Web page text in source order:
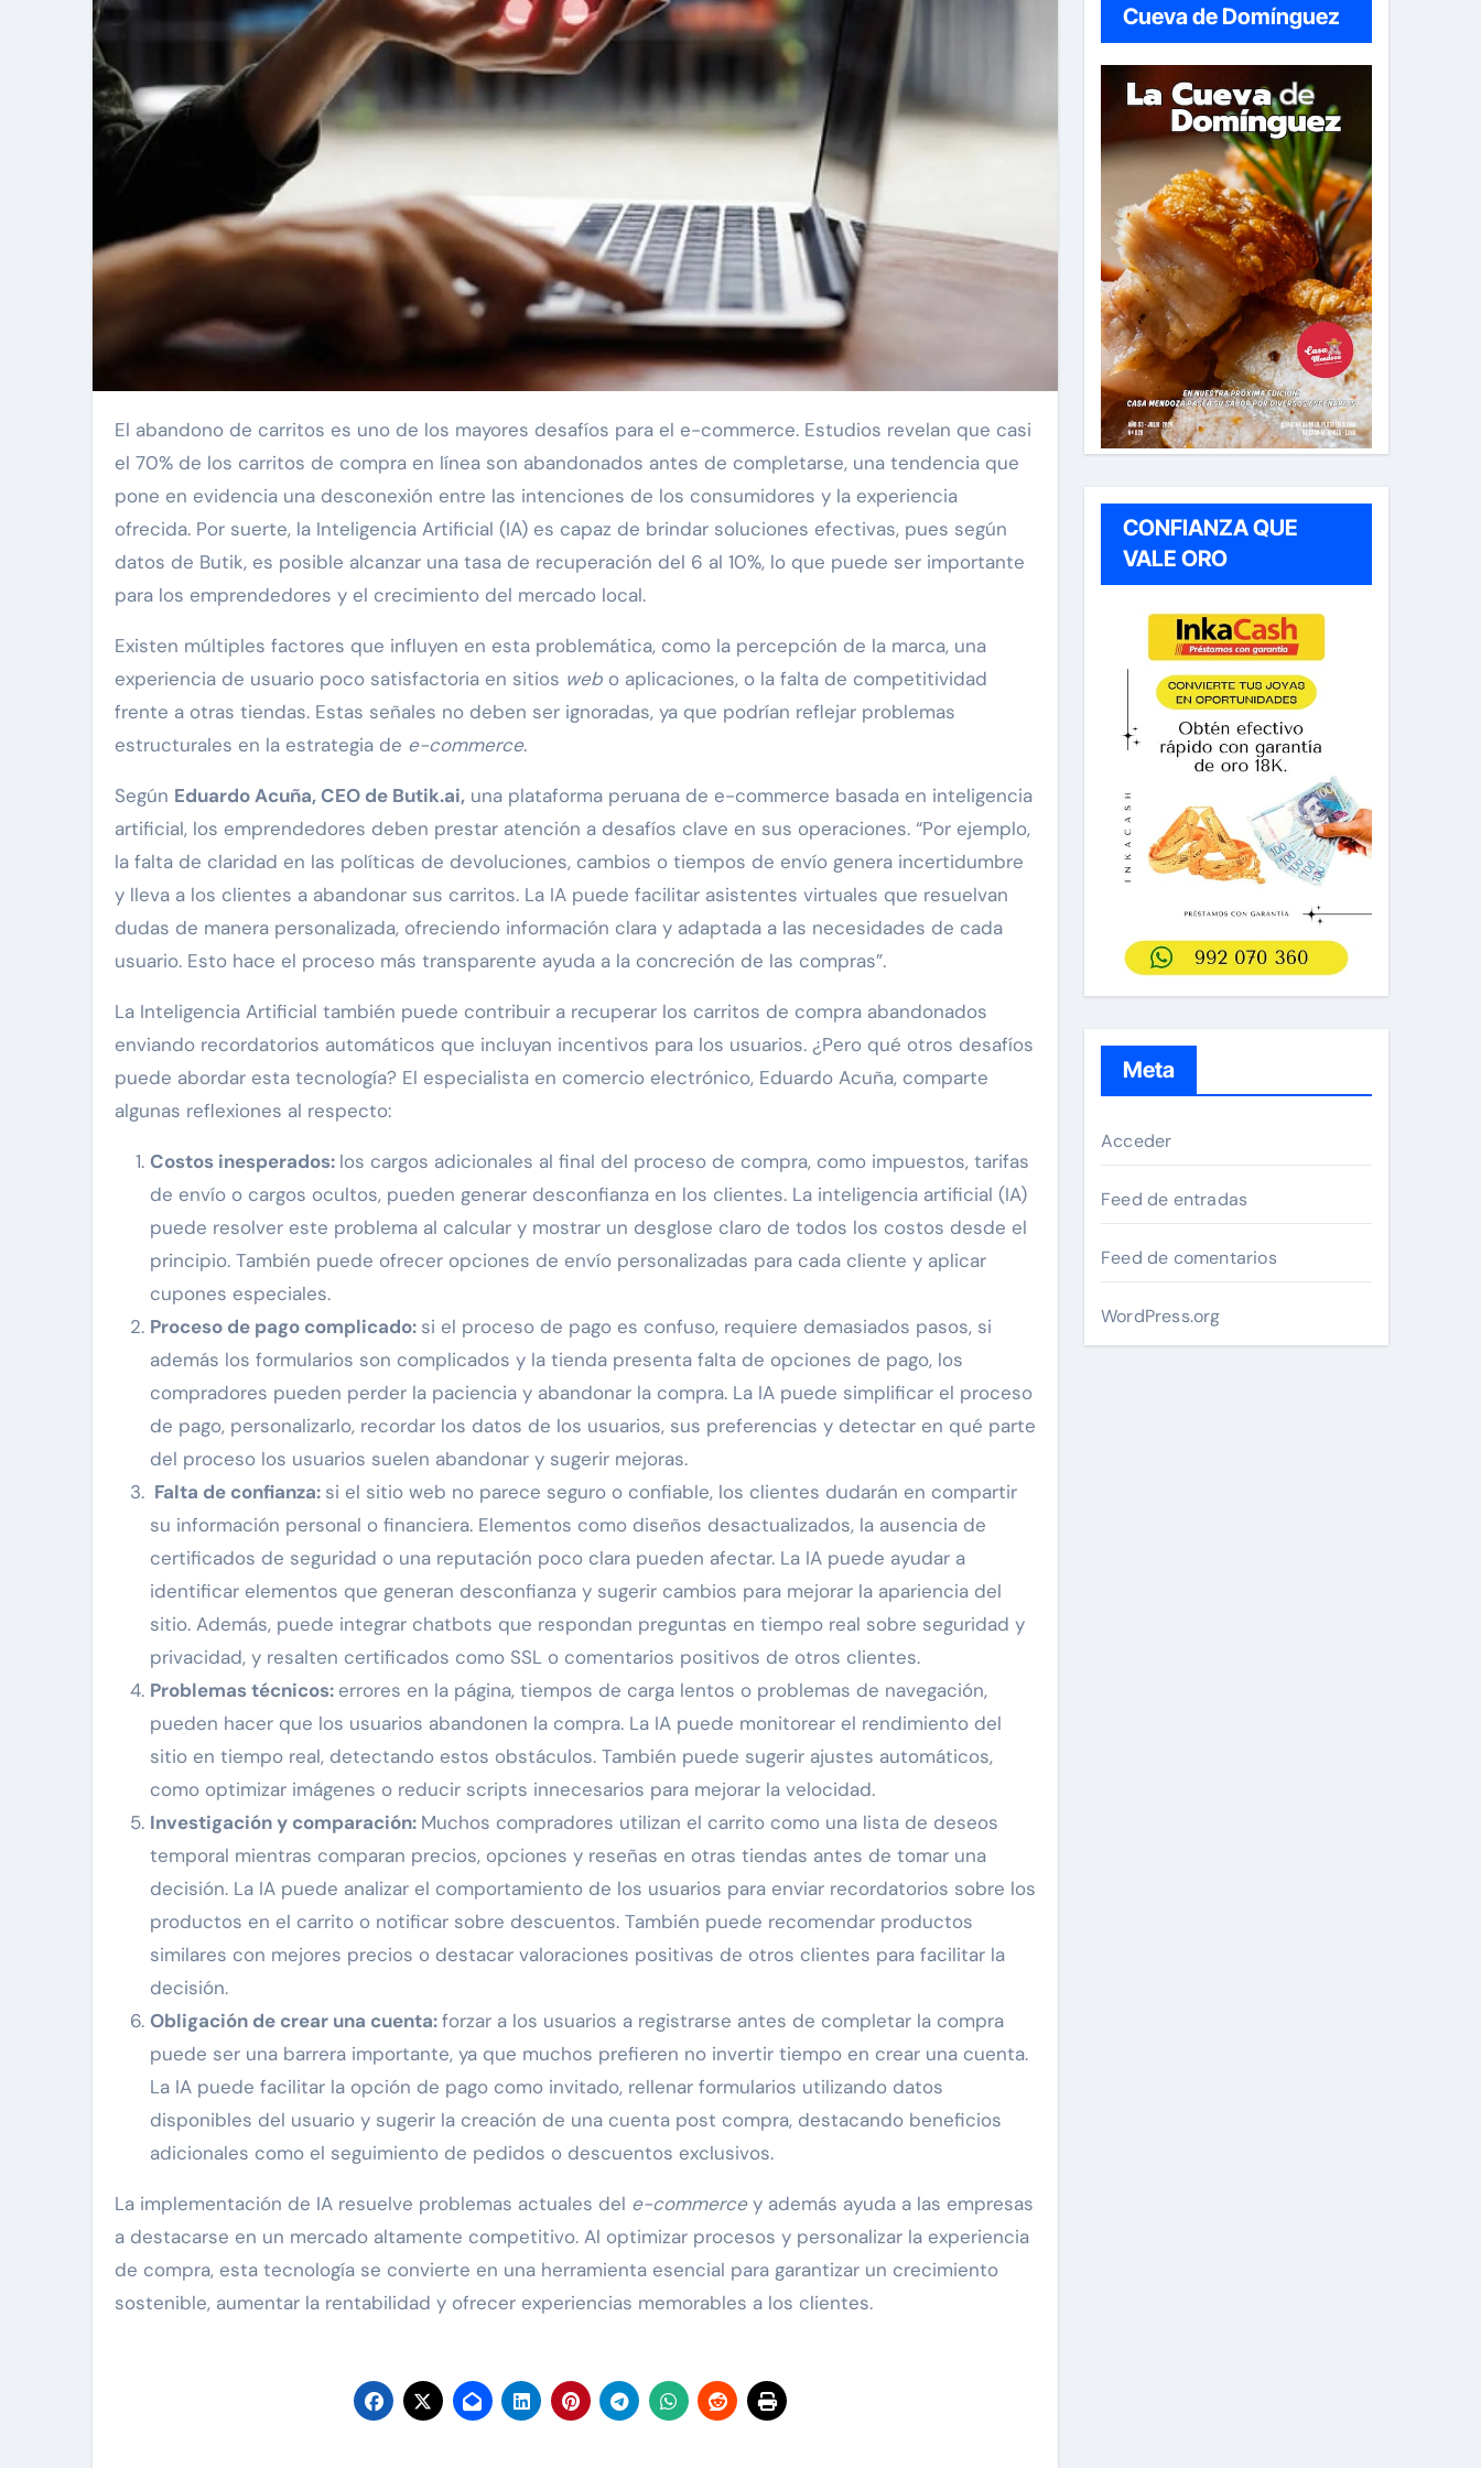
El abandono de carritos es uno de los mayores desafíos para el e-commerce. Estudios revelan que casi
el 70% de los carritos de compra en línea son abandonados antes de completarse, una tendencia que
pone en evidencia una desconexión entre las intenciones de los consumidores y la experiencia
ofrecida. Por suerte, la Inteligencia Artificial (IA) es capaz de brindar soluciones efectivas, pues según
datos de Butik, es posible alcanzar una tasa de recuperación del 6 al 10%, lo que puede ser importante
para los emprendedores y el crecimiento del mercado local.
Existen múltiples factores que influyen en esta problemática, como la percepción de la marca, una
experiencia de usuario poco satisfactoria en sitios web o aplicaciones, o la falta de competitividad
frente a otras tiendas. Estas señales no deben ser ignoradas, ya que podrían reflejar problemas
estructurales en la estrategia de e-commerce.
Según Eduardo Acuña, CEO de Butik.ai, una plataforma peruana de e-commerce basada en inteligencia
artificial, los emprendedores deben prestar atención a desafíos clave en sus operaciones. “Por ejemplo,
la falta de claridad en las políticas de devoluciones, cambios o tiempos de envío genera incertidumbre
y lleva a los clientes a abandonar sus carritos. La IA puede facilitar asistentes virtuales que resuelvan
dudas de manera personalizada, ofreciendo información clara y adaptada a las necesidades de cada
usuario. Esto hace el proceso más transparente ayuda a la concreción de las compras”.
La Inteligencia Artificial también puede contribuir a recuperar los carritos de compra abandonados
enviando recordatorios automáticos que incluyan incentivos para los usuarios. ¿Pero qué otros desafíos
puede abordar esta tecnología? El especialista en comercio electrónico, Eduardo Acuña, comparte
algunas reflexiones al respecto:
Costos inesperados: los cargos adicionales al final del proceso de compra, como impuestos, tarifas
de envío o cargos ocultos, pueden generar desconfianza en los clientes. La inteligencia artificial (IA)
puede resolver este problema al calcular y mostrar un desglose claro de todos los costos desde el
principio. También puede ofrecer opciones de envío personalizadas para cada cliente y aplicar
cupones especiales.
Proceso de pago complicado: si el proceso de pago es confuso, requiere demasiados pasos, si
además los formularios son complicados y la tienda presenta falta de opciones de pago, los
compradores pueden perder la paciencia y abandonar la compra. La IA puede simplificar el proceso
de pago, personalizarlo, recordar los datos de los usuarios, sus preferencias y detectar en qué parte
del proceso los usuarios suelen abandonar y sugerir mejoras.
Falta de confianza: si el sitio web no parece seguro o confiable, los clientes dudarán en compartir
su información personal o financiera. Elementos como diseños desactualizados, la ausencia de
certificados de seguridad o una reputación poco clara pueden afectar. La IA puede ayudar a
identificar elementos que generan desconfianza y sugerir cambios para mejorar la apariencia del
sitio. Además, puede integrar chatbots que respondan preguntas en tiempo real sobre seguridad y
privacidad, y resalten certificados como SSL o comentarios positivos de otros clientes.
Problemas técnicos: errores en la página, tiempos de carga lentos o problemas de navegación,
pueden hacer que los usuarios abandonen la compra. La IA puede monitorear el rendimiento del
sitio en tiempo real, detectando estos obstáculos. También puede sugerir ajustes automáticos,
como optimizar imágenes o reducir scripts innecesarios para mejorar la velocidad.
Investigación y comparación: Muchos compradores utilizan el carrito como una lista de deseos
temporal mientras comparan precios, opciones y reseñas en otras tiendas antes de tomar una
decisión. La IA puede analizar el comportamiento de los usuarios para enviar recordatorios sobre los
productos en el carrito o notificar sobre descuentos. También puede recomendar productos
similares con mejores precios o destacar valoraciones positivas de otros clientes para facilitar la
decisión.
Obligación de crear una cuenta:forzar a los usuarios a registrarse antes de completar la compra
puede ser una barrera importante, ya que muchos prefieren no invertir tiempo en crear una cuenta.
La IA puede facilitar la opción de pago como invitado, rellenar formularios utilizando datos
disponibles del usuario y sugerir la creación de una cuenta post compra, destacando beneficios
adicionales como el seguimiento de pedidos o descuentos exclusivos.
La implementación de IA resuelve problemas actuales del e-commercey además ayuda a las empresas
a destacarse en un mercado altamente competitivo. Al optimizar procesos y personalizar la experiencia
de compra, esta tecnología se convierte en una herramienta esencial para garantizar un crecimiento
sostenible, aumentar la rentabilidad y ofrecer experiencias memorables a los clientes.
Cueva de Domínguez
CONFIANZA QUE
VALE ORO
Meta
Acceder
Feed de entradas
Feed de comentarios
WordPress.org